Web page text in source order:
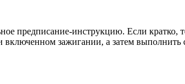
предписание-инструкцию. Если кратко,
зажигании, а затем